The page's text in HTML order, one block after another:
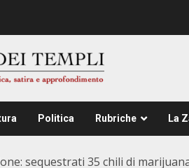
Politica Rubriche La
sequestrati 35 chili di